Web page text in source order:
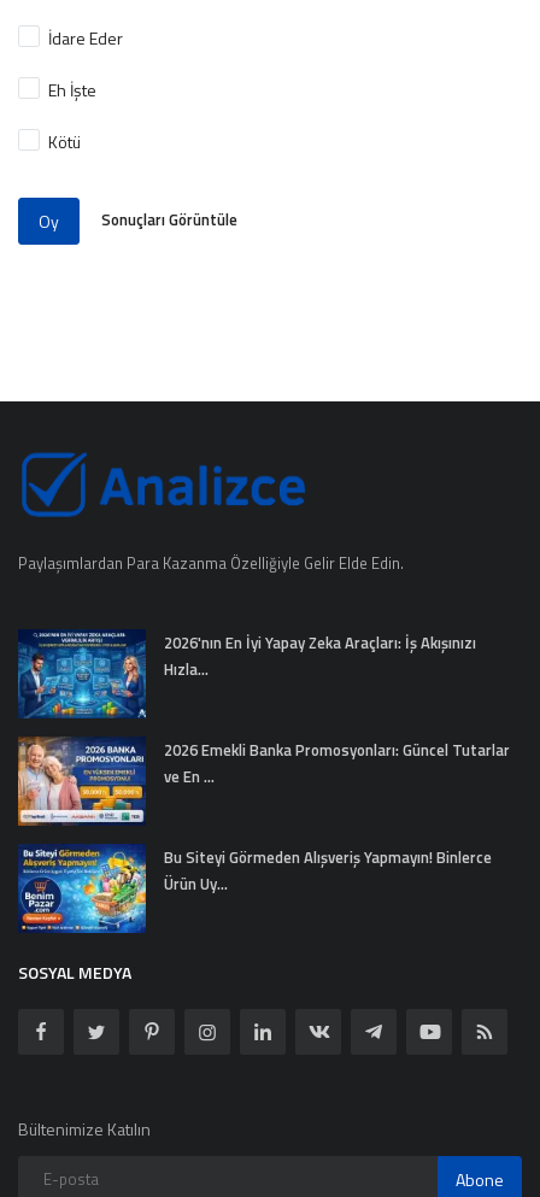
İdare Eder
Eh İşte
Kötü
Oy Sonuçları Görüntüle
Paylaşımlardan Para Kazanma Özelliğiyle Gelir Elde Edin.
2026'nın En İyi Yapay Zeka Araçları: İş Akışınızı
Hızla...
2026 Emekli Banka Promosyonları: Güncel Tutarlar
ve En ...
Bu Siteyi Görmeden Alışveriş Yapmayın! Binlerce
Ürün Uy...
SOSYAL MEDYA
Bültenimize Katılın
Abone